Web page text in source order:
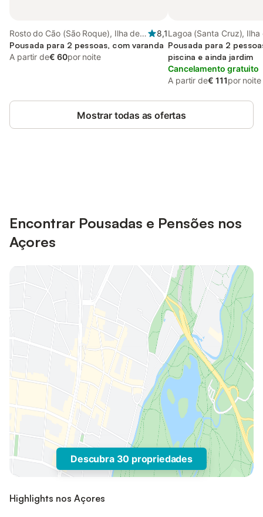
Rosto do Cão (São Roque), Ilha de
São Miguel
8,1
Pousada para 2 pessoas, com varanda
A partir de€ 60por noite
Lagoa (Santa Cruz), Ilha
Miguel
Pousada para 2
piscina e ainda jardim
Cancelamento gratuito
A partir de€ 111por noite
Mostrar todas as ofertas
Encontrar Pousadas e Pensões nos
Açores
Descubra 30 propriedades
Highlights nos Açores